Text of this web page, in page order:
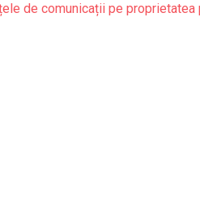
de comunicații pe